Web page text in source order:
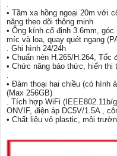
• Tầm xa hồng ngoại 20m với
năng theo dõi thông minh
• Ống kính cố định 3.6mm, góc
míc và loa, quay quét ngang
. Ghi hình 24/24h
• Chuẩn nén H.265/H.264, Tốc
• Chức năng báo thức, hiển thị
• Đàm thoại hai chiều (có hình
(Max 256GB)
. Tích hợp WiFi
ONVIF, điện áp DC5V/1.5A ,
• Chất liệu vỏ plastic, môi